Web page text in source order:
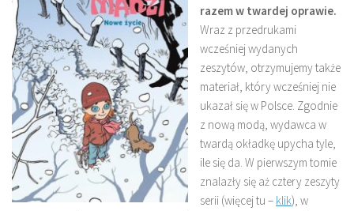
razem w twardej oprawie.
Wraz z przedrukami
wcześniej wydanych
zeszytów, otrzymujemy także
materiał, który wcześniej nie
ukazał się w Polsce. Zgodnie
z nową modą, wydawca w
twardą okładkę upycha tyle,
ile się da. W pierwszym tomie
znalazły się aż cztery zeszyty
serii (więcej tu – klik), w